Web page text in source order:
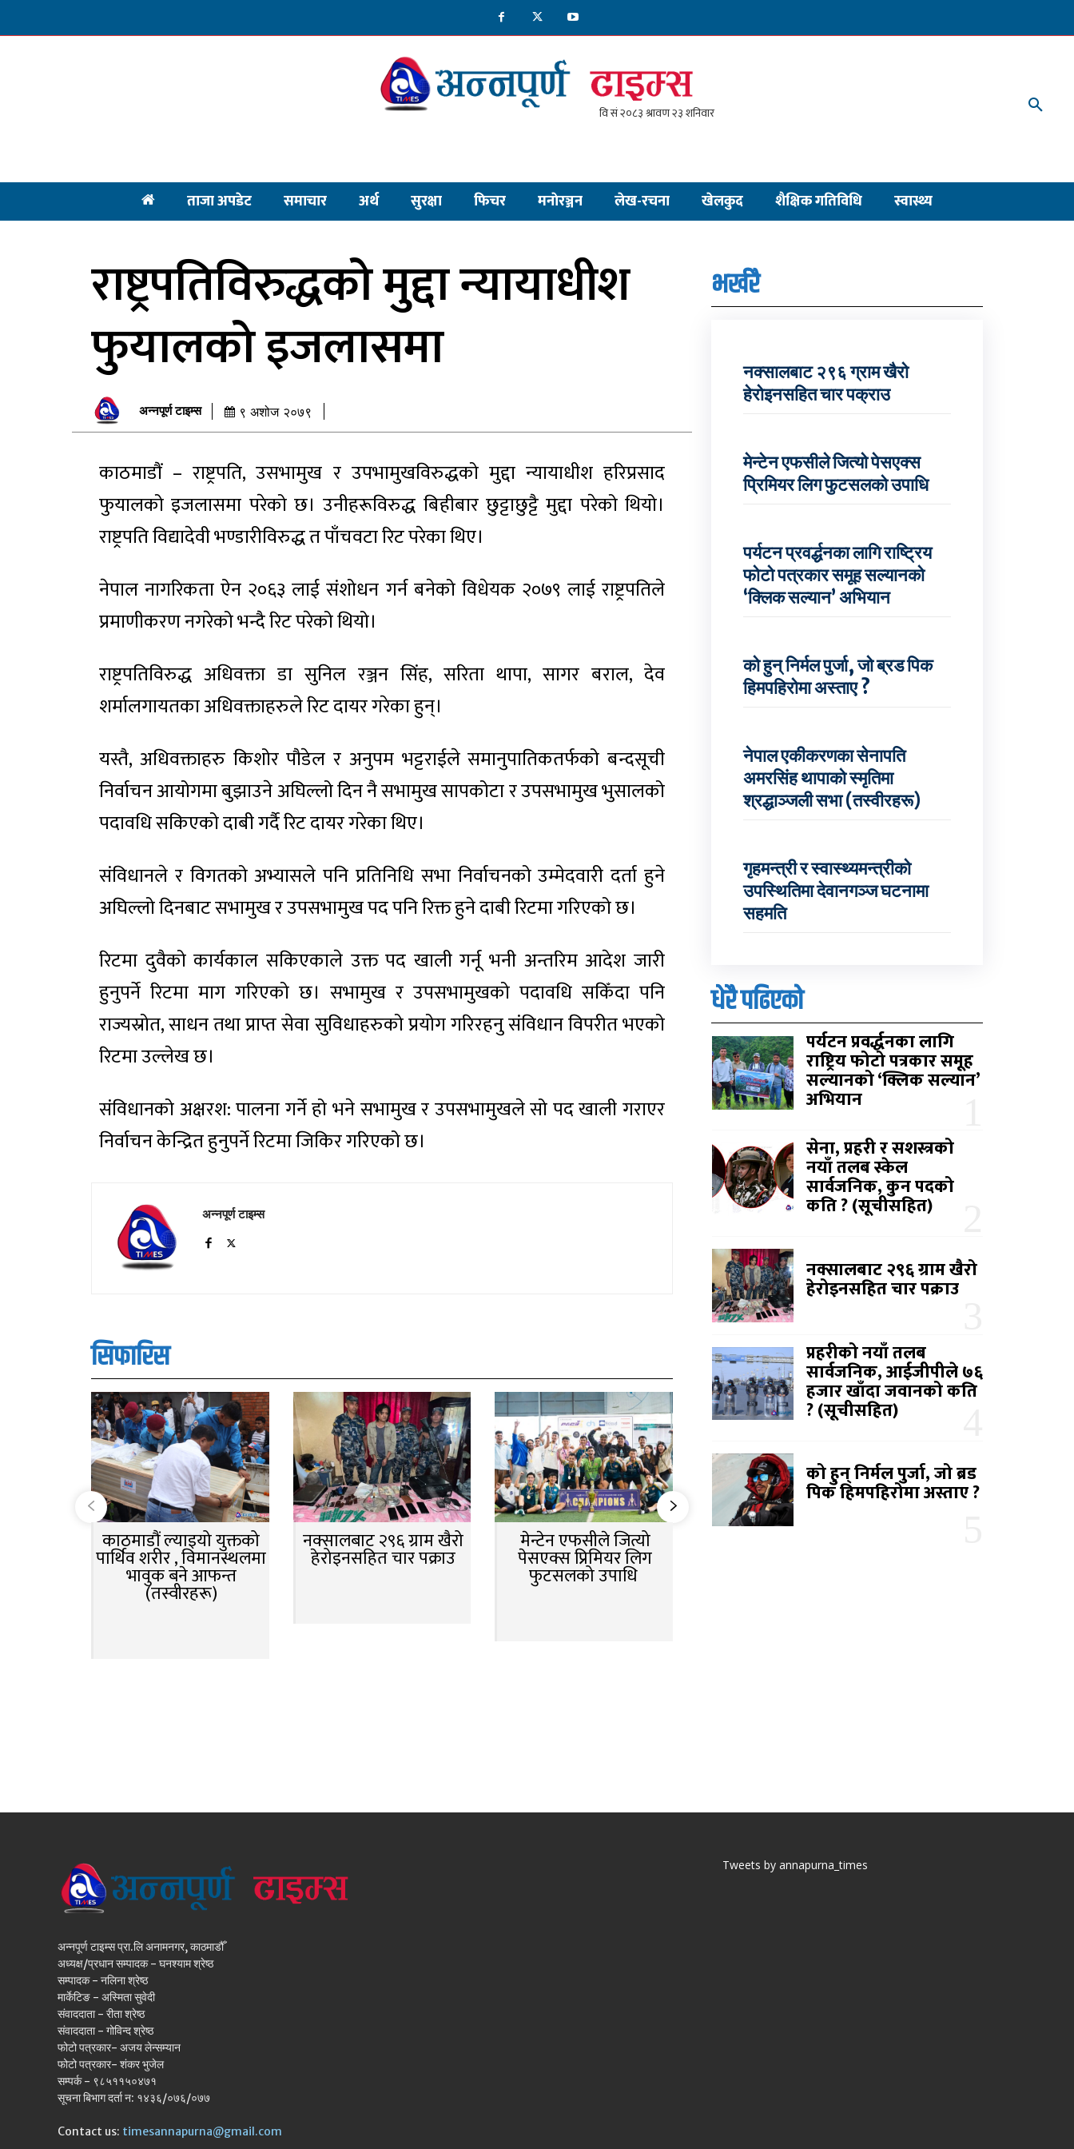
ताजा अपडेट समाचार अर्थ सुरक्षा फिचर मनाेरञ्जन लेख-रचना खेलकुद शैक्षिक गतिविधि स्वास्थ्य
राष्ट्रपतिविरुद्धको मुद्दा न्यायाधीश
फुयालको इजलासमा
अन्नपूर्ण टाइम्स ९ अशोज २०७९
काठमाडौं – राष्ट्रपति, उसभामुख र उपभामुखविरुद्धको मुद्दा न्यायाधीश हरिप्रसाद
फुयालको इजलासमा परेको छ। उनीहरूविरुद्ध बिहीबार छुट्टाछुट्टै मुद्दा परेको थियो।
राष्ट्रपति विद्यादेवी भण्डारीविरुद्ध त पाँचवटा रिट परेका थिए।
नेपाल नागरिकता ऐन २०६३ लाई संशोधन गर्न बनेको विधेयक २०७९ लाई राष्ट्रपतिले
प्रमाणीकरण नगरेको भन्दै रिट परेको थियो।
राष्ट्रपतिविरुद्ध अधिवक्ता डा सुनिल रञ्जन सिंह, सरिता थापा, सागर बराल, देव
शर्मालगायतका अधिवक्ताहरुले रिट दायर गरेका हुन्।
यस्तै, अधिवक्ताहरु किशोर पौडेल र अनुपम भट्टराईले समानुपातिकतर्फको बन्दसूची
निर्वाचन आयोगमा बुझाउने अघिल्लो दिन नै सभामुख सापकोटा र उपसभामुख भुसालको
पदावधि सकिएको दाबी गर्दै रिट दायर गरेका थिए।
संविधानले र विगतको अभ्यासले पनि प्रतिनिधि सभा निर्वाचनको उम्मेदवारी दर्ता हुने
अघिल्लो दिनबाट सभामुख र उपसभामुख पद पनि रिक्त हुने दाबी रिटमा गरिएको छ।
रिटमा दुवैको कार्यकाल सकिएकाले उक्त पद खाली गर्नू भनी अन्तरिम आदेश जारी
हुनुपर्ने रिटमा माग गरिएको छ। सभामुख र उपसभामुखको पदावधि सकिँदा पनि
राज्यस्रोत, साधन तथा प्राप्त सेवा सुविधाहरुको प्रयोग गरिरहनु संविधान विपरीत भएको
रिटमा उल्लेख छ।
संविधानको अक्षरश: पालना गर्ने हो भने सभामुख र उपसभामुखले सो पद खाली गराएर
निर्वाचन केन्द्रित हुनुपर्ने रिटमा जिकिर गरिएको छ।
अन्नपूर्ण टाइम्स
सिफारिस
काठमाडौं ल्याइयो युक्तको
पार्थिव शरीर , विमानस्थलमा
भावुक बने आफन्त
(तस्वीरहरू)
नक्सालबाट २९६ ग्राम खैरो
हेरोइनसहित चार पक्राउ
मेन्टेन एफसीले जित्यो
पेसएक्स प्रिमियर लिग
फुटसलको उपाधि
भर्खरै
नक्सालबाट २९६ ग्राम खैरो
हेरोइनसहित चार पक्राउ
मेन्टेन एफसीले जित्यो पेसएक्स
प्रिमियर लिग फुटसलको उपाधि
पर्यटन प्रवर्द्धनका लागि राष्ट्रिय
फोटो पत्रकार समूह सल्यानको
‘क्लिक सल्यान’ अभियान
को हुन् निर्मल पुर्जा, जो ब्रड पिक
हिमपहिरोमा अस्ताए ?
नेपाल एकीकरणका सेनापति
अमरसिंह थापाको स्मृतिमा
श्रद्धाञ्जली सभा (तस्वीरहरू)
गृहमन्त्री र स्वास्थ्यमन्त्रीको
उपस्थितिमा देवानगञ्ज घटनामा
सहमति
धेरै पढिएको
पर्यटन प्रवर्द्धनका लागि
राष्ट्रिय फोटो पत्रकार समूह
सल्यानको ‘क्लिक सल्यान’
अभियान
सेना, प्रहरी र सशस्त्रको
नयाँ तलब स्केल
सार्वजनिक, कुन पदको
कति ? (सूचीसहित)
नक्सालबाट २९६ ग्राम खैरो
हेरोइनसहित चार पक्राउ
प्रहरीको नयाँ तलब
सार्वजनिक, आईजीपीले ७६
हजार खाँदा जवानको कति
? (सूचीसहित)
को हुन् निर्मल पुर्जा, जो ब्रड
पिक हिमपहिरोमा अस्ताए ?
अन्नपूर्ण टाइम्स प्रा.लि अनामनगर, काठमाडौँ
अध्यक्ष/प्रधान सम्पादक - घनश्याम श्रेष्ठ
सम्पादक - नलिना श्रेष्ठ
मार्केटिङ - अस्मिता सुवेदी
संवाददाता - रीता श्रेष्ठ
संवाददाता - गोविन्द श्रेष्ठ
फोटो पत्रकार- अजय लेन्सम्यान
फोटो पत्रकार- शंकर भुजेल
सम्पर्क - ९८५११५०४७१
सूचना बिभाग दर्ता न: १४३६/०७६/०७७
Contact us: timesannapurna@gmail.com
Tweets by annapurna_times